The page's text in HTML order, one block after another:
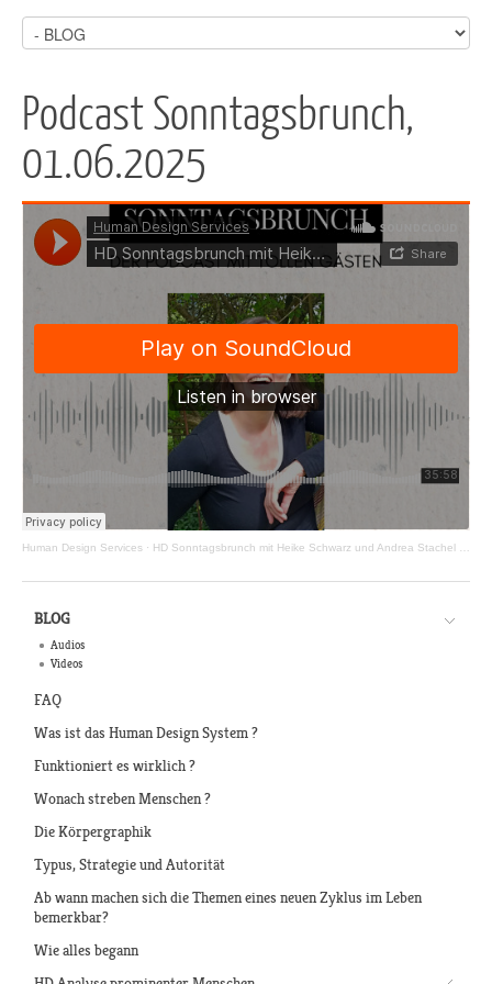
Podcast Sonntagsbrunch,
01.06.2025
Human Design Services · HD Sonntagsbrunch mit Heike Schwarz und Andrea Stachel - Episode 01.06.2025
BLOG
Audios
Videos
FAQ
Was ist das Human Design System ?
Funktioniert es wirklich ?
Wonach streben Menschen ?
Die Körpergraphik
Typus, Strategie und Autorität
Ab wann machen sich die Themen eines neuen Zyklus im Leben
bemerkbar?
Wie alles begann